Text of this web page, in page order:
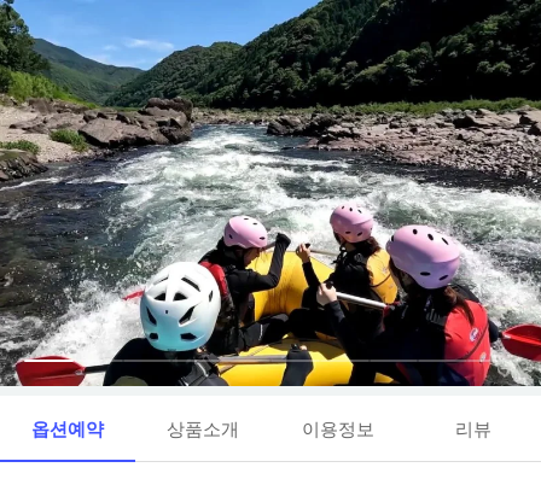
옵션예약 상품소개 이용정보 리뷰